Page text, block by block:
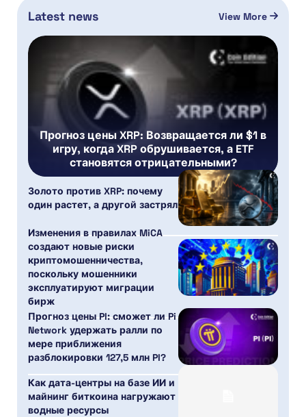
Latest news View More
Прогноз цены XRP: Возвращается ли $1 в
игру, когда XRP обрушивается, а ETF
становятся отрицательными?
Золото против XRP: почему
один растет, а другой застрял
Изменения в правилах MiCA
создают новые риски
криптомошенничества,
поскольку мошенники
эксплуатируют миграции
бирж
Прогноз цены PI: сможет ли Pi
Network удержать ралли по
мере приближения
разблокировки 127,5 млн PI?
Как дата-центры на базе ИИ и
майнинг биткоина нагружают
водные ресурсы